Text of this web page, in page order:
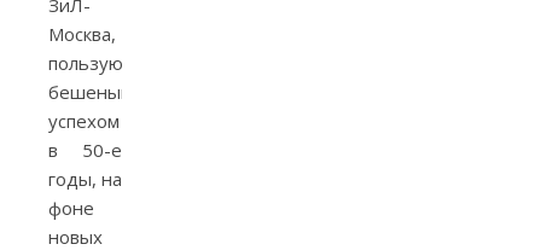
Москва,
пользующаяся
бешеным
успехом
в 50-е
годы, на
фоне
новых